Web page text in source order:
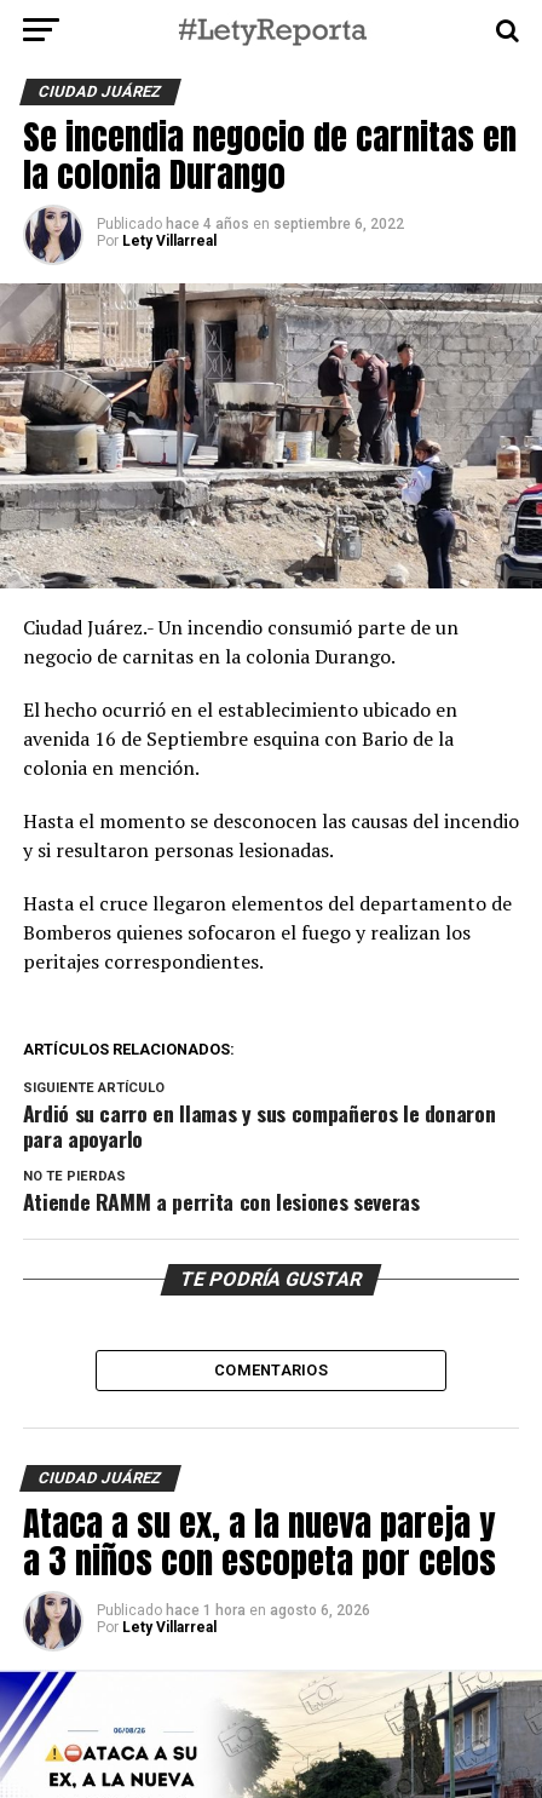
CIUDAD JUÁREZ
Se incendia negocio de carnitas en
la colonia Durango
Publicado hace 4 años en septiembre 6, 2022
Por Lety Villarreal
Ciudad Juárez.- Un incendio consumió parte de un
negocio de carnitas en la colonia Durango.
El hecho ocurrió en el establecimiento ubicado en
avenida 16 de Septiembre esquina con Bario de la
colonia en mención.
Hasta el momento se desconocen las causas del incendio
y si resultaron personas lesionadas.
Hasta el cruce llegaron elementos del departamento de
Bomberos quienes sofocaron el fuego y realizan los
peritajes correspondientes.
ARTÍCULOS RELACIONADOS:
SIGUIENTE ARTÍCULO
Ardió su carro en llamas y sus compañeros le donaron
para apoyarlo
NO TE PIERDAS
Atiende RAMM a perrita con lesiones severas
TE PODRÍA GUSTAR
COMENTARIOS
CIUDAD JUÁREZ
Ataca a su ex, a la nueva pareja y
a 3 niños con escopeta por celos
Publicado hace 1 hora en agosto 6, 2026
Por Lety Villarreal